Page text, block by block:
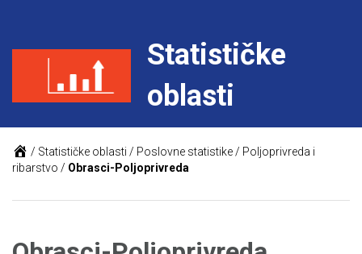
Statističke
oblasti
/ Statističke oblasti / Poslovne statistike/ Poljoprivreda i
ribarstvo / Obrasci-Poljoprivreda